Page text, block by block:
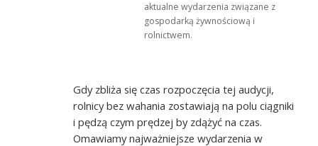
aktualne wydarzenia związane z
gospodarką żywnościową i
rolnictwem.
Gdy zbliża się czas rozpoczęcia tej audycji,
rolnicy bez wahania zostawiają na polu ciągniki
i pędzą czym prędzej by zdążyć na czas.
Omawiamy najważniejsze wydarzenia w